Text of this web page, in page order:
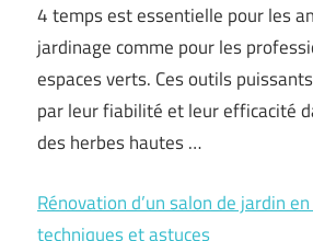
4 temps est essentielle pour les
jardinage comme pour les
espaces verts. Ces outils
par leur fiabilité et leur efficacité
des herbes hautes …
Rénovation d’un salon de jardin
techniques et astuces